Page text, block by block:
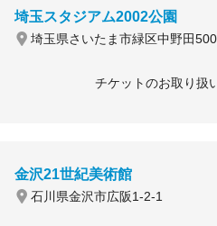
埼玉スタジアム2002公園
埼玉県さいたま市緑区中野田500
チケットのお取り扱
金沢21世紀美術館
石川県金沢市広阪1-2-1